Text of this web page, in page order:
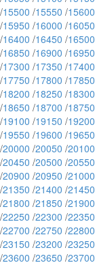
/15500 /15550 /15600
/15950 /16000 /16050
/16400 /16450 /16500
/16850 /16900 /16950
/17300 /17350 /17400
/17750 /17800 /17850
/18200 /18250 /18300
/18650 /18700 /18750
/19100 /19150 /19200
/19550 /19600 /19650
/20000 /20050 /20100
/20450 /20500 /20550
/20900 /20950 /21000
/21350 /21400 /21450
/21800 /21850 /21900
/22250 /22300 /22350
/22700 /22750 /22800
/23150 /23200 /23250
/23600 /23650 /23700